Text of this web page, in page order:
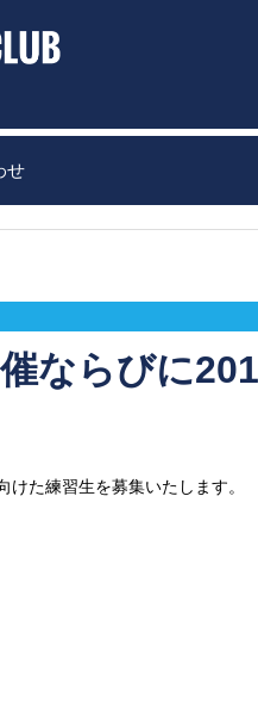
せ
ならびに
た練習生を募集いたします。